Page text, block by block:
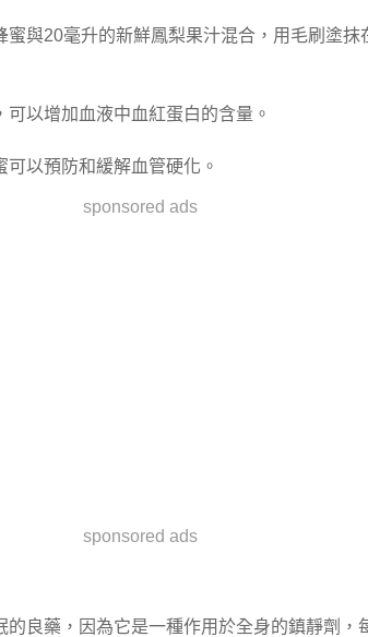
蜜與20毫升的新鮮鳳梨果汁混合，用毛刷塗
以增加血液中血紅蛋白的含量。
以預防和緩解血管硬化。
sponsored ads
sponsored ads
良藥，因為它是一種作用於全身的鎮靜劑，